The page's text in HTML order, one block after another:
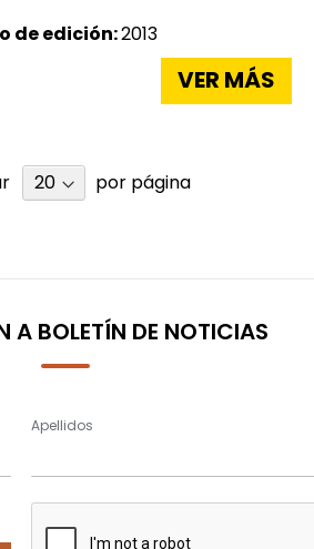
de edición:2013
VER MÁS
por página
A BOLETÍN DE NOTICIAS
Apellidos